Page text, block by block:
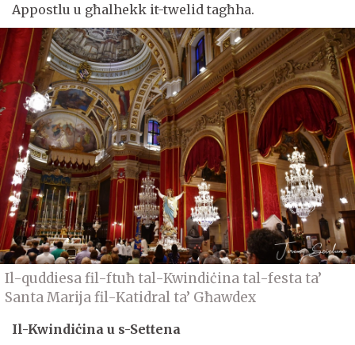
Appostlu u għalhekk it-twelid tagħha.
Il-quddiesa fil-ftuħ tal-Kwindiċina tal-festa ta’
Santa Marija fil-Katidral ta’ Għawdex
Il-Kwindiċina u s-Settena